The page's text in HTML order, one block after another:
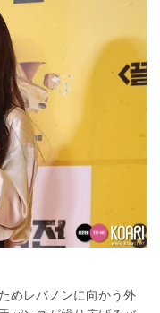
めレバノンに向かう外